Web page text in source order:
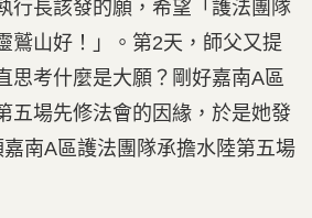
行長該發的願，希望「護法團隊
鷲山好！」。第2天，師父又提
思考什麼是大願？剛好嘉南A區
五場先修法會的因緣，於是她發
南A區護法團隊承擔水陸第五場